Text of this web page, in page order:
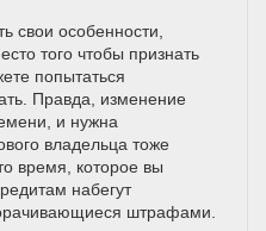
свои особенности,
того чтобы признать
попытаться
Правда, изменение
и нужна
владельца тоже
время, которое вы
набегут
штрафами.